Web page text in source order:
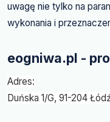
uwagę nie tylko na
wykonania i
eogniwa.pl -
Adres:
Duńska 1/G, 91-204